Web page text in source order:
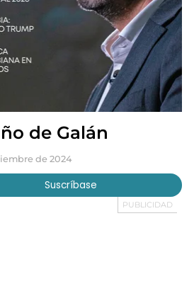
de Galán
de 2024
Suscríbase